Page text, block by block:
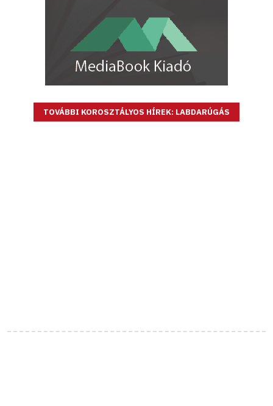
TOVÁBBI KOROSZTÁLYOS HÍREK: LABDARÚGÁS